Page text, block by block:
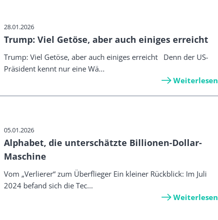
28.01.2026
Trump: Viel Getöse, aber auch einiges erreicht
Trump: Viel Getöse, aber auch einiges erreicht Denn der US-
Präsident kennt nur eine Wä...
Weiterlesen
05.01.2026
Alphabet, die unterschätzte Billionen-Dollar-
Maschine
Vom „Verlierer“ zum Überflieger Ein kleiner Rückblick: Im Juli
2024 befand sich die Tec...
Weiterlesen